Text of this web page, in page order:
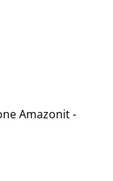
Amazonit -